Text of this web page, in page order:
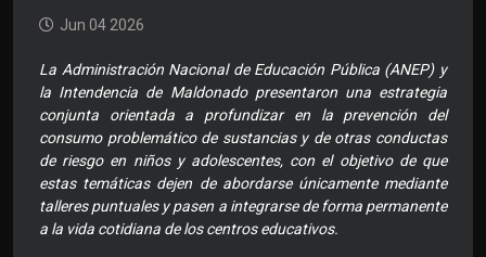
Jun 04 2026
La Administración Nacional de Educación Pública (ANEP) y
la Intendencia de Maldonado presentaron una estrategia
conjunta orientada a profundizar en la prevención del
consumo problemático de sustancias y de otras conductas
de riesgo en niños y adolescentes, con el objetivo de que
estas temáticas dejen de abordarse únicamente mediante
talleres puntuales y pasen a integrarse de forma permanente
a la vida cotidiana de los centros educativos.